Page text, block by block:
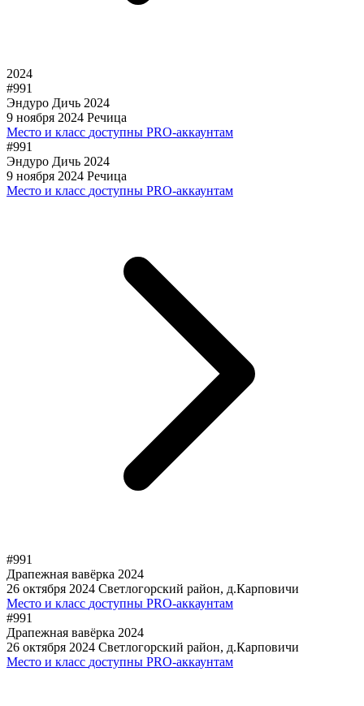
2024
#991
Эндуро Дичь 2024
9 ноября 2024 Речица
Место и класс доступны PRO-аккаунтам
#991
Эндуро Дичь 2024
9 ноября 2024 Речица
Место и класс доступны PRO-аккаунтам
#991
Драпежная вавёрка 2024
26 октября 2024 Светлогорский район, д.Карповичи
Место и класс доступны PRO-аккаунтам
#991
Драпежная вавёрка 2024
26 октября 2024 Светлогорский район, д.Карповичи
Место и класс доступны PRO-аккаунтам